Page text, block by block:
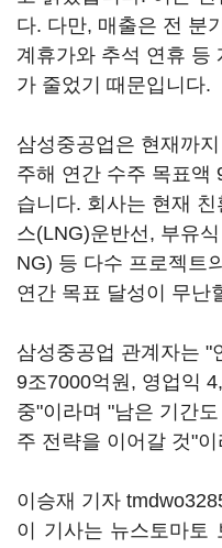
다. 다만, 매출은 전 분
계휴가와 추석 연휴 등
가 줄었기 때문입니다.
삼성중공업은 현재까
주해 연간 수주 목표액
습니다. 회사는 현재
스(LNG)운반선, 부유
NG) 등 다수 프로젝트
연간 목표 달성이 무난
삼성중공업 관계자는 "
9조7000억원, 영업익
중"이라며 "남은 기간
주 전략을 이어갈 것"
이승재 기자
이 기사는 뉴스토마토